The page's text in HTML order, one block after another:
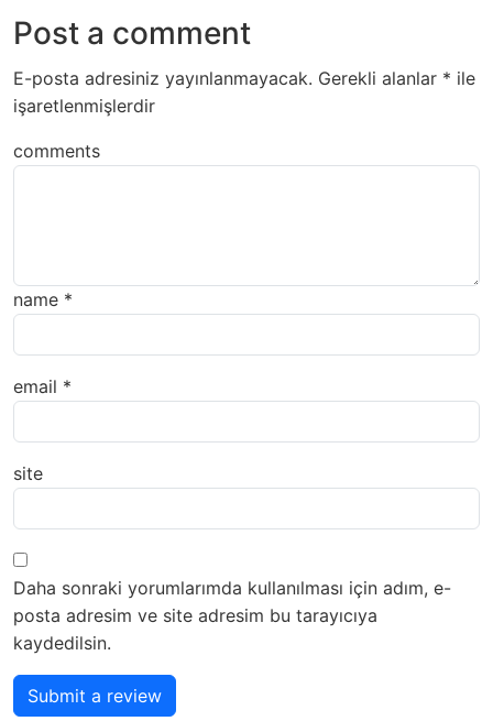
Post a comment
E-posta adresiniz yayınlanmayacak. Gerekli alanlar * ile
işaretlenmişlerdir
comments
name *
email *
site
Daha sonraki yorumlarımda kullanılması için adım, e-
posta adresim ve site adresim bu tarayıcıya
kaydedilsin.
Submit a review